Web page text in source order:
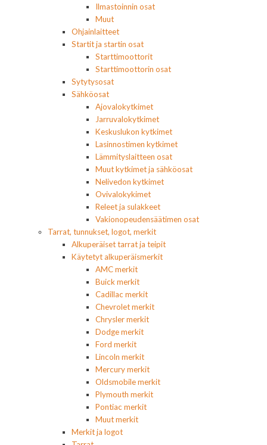
Ilmastoinnin osat
Muut
Ohjainlaitteet
Startit ja startin osat
Starttimoottorit
Starttimoottorin osat
Sytytysosat
Sähköosat
Ajovalokytkimet
Jarruvalokytkimet
Keskuslukon kytkimet
Lasinnostimen kytkimet
Lämmityslaitteen osat
Muut kytkimet ja sähköosat
Nelivedon kytkimet
Ovivalokykimet
Releet ja sulakkeet
Vakionopeudensäätimen osat
Tarrat, tunnukset, logot, merkit
Alkuperäiset tarrat ja teipit
Käytetyt alkuperäismerkit
AMC merkit
Buick merkit
Cadillac merkit
Chevrolet merkit
Chrysler merkit
Dodge merkit
Ford merkit
Lincoln merkit
Mercury merkit
Oldsmobile merkit
Plymouth merkit
Pontiac merkit
Muut merkit
Merkit ja logot